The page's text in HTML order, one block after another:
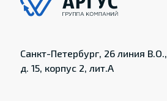
Санкт-Петербург, 26 линия В.О.,
д. 15, корпус 2, лит.А